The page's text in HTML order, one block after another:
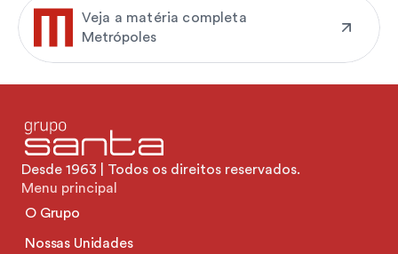
Veja a matéria completa
Metrópoles
Desde 1963 | Todos os direitos reservados.
Menu principal
O Grupo
Nossas Unidades